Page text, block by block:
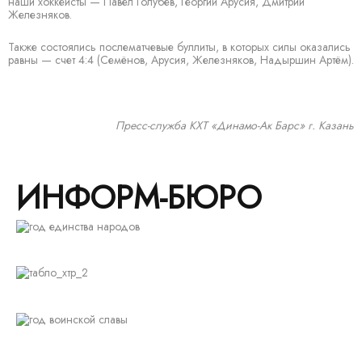
Железняков.
Также состоялись послематчевые буллиты, в которых силы оказались
равны — счет 4:4 (Семёнов, Арусия, Железняков, Надыршин Артём).
Пресс-служба КХТ «Динамо-Ак Барс» г. Казань
ИНФОРМ-БЮРО